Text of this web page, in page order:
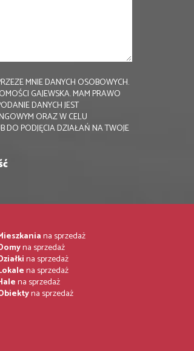
MNIE DANYCH OSOBOWYCH.
GAJEWSKA. MAM PRAWO
DANYCH JEST
ORAZ W CELU
DO PODJĘCIA DZIAŁAŃ NA TWOJE
na sprzedaż
na sprzedaż
na sprzedaż
na sprzedaż
na sprzedaż
na sprzedaż